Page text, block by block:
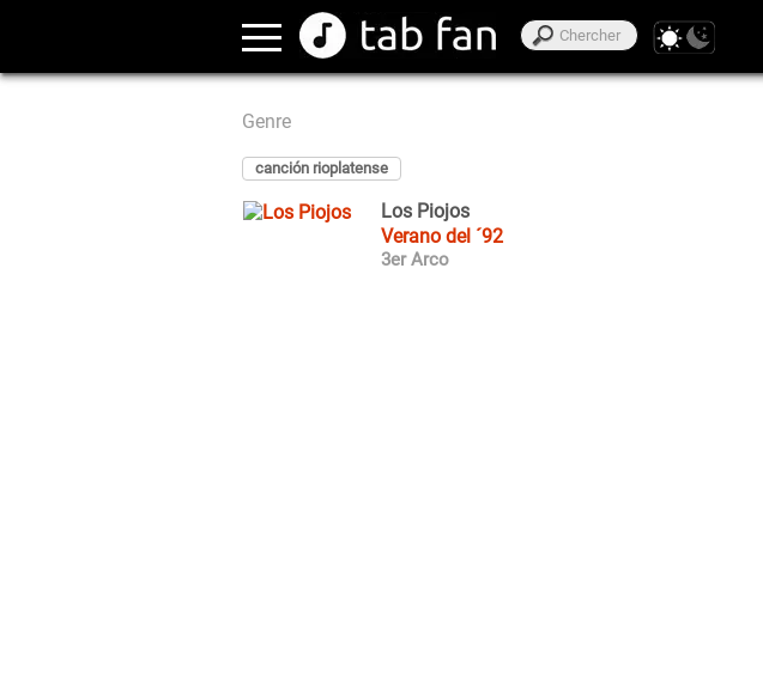
Genre
canción rioplatense
Los Piojos
Verano del ´92
3er Arco